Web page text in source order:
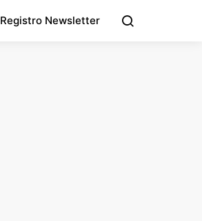
Registro Newsletter